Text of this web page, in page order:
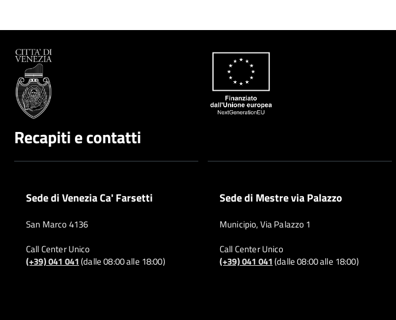
Recapiti e contatti
Sede di Venezia Ca' Farsetti
San Marco 4136
Call Center Unico
(+39) 041 041(dalle 08:00 alle 18:00)
Sede di Mestre via Palazzo
Municipio, Via Palazzo 1
Call Center Unico
(+39) 041 041(dalle 08:00 alle 18:00)